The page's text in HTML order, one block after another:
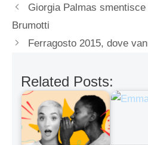
Giorgia Palmas
Brumotti
Ferragosto 2015, dove
Related Posts: